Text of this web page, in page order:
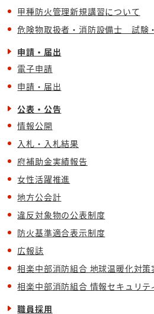
甲種防火管理新規講習について
危険物取扱者・消防設備士 試験
申請・届出
電子申請
申請・届出
公表・公告
情報公開
入札・入札結果
府補助金実績報告
女性活躍推進
地方公会計
違反対象物の公表制度
防火基準適合表示制度
広報誌
相楽中部消防組合 地球温暖化対策
相楽中部消防組合 情報セキュリ
職員採用